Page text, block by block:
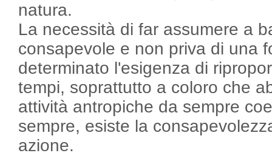
natura.
La necessità di far assumere a
consapevole e non priva di una
determinato l'esigenza di
tempi, soprattutto a coloro che
attività antropiche da sempre
sempre, esiste la
azione.